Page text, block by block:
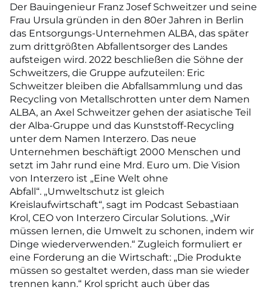
Der Bauingenieur Franz Josef Schweitzer und seine
Frau Ursula gründen in den 80er Jahren in Berlin
das Entsorgungs-Unternehmen ALBA, das später
zum drittgrößten Abfallentsorger des Landes
aufsteigen wird. 2022 beschließen die Söhne der
Schweitzers, die Gruppe aufzuteilen: Eric
Schweitzer bleiben die Abfallsammlung und das
Recycling von Metallschrotten unter dem Namen
ALBA, an Axel Schweitzer gehen der asiatische Teil
der Alba-Gruppe und das Kunststoff-Recycling
unter dem Namen Interzero. Das neue
Unternehmen beschäftigt 2000 Menschen und
setzt im Jahr rund eine Mrd. Euro um. Die Vision
von Interzero ist „Eine Welt ohne
Abfall“. „Umweltschutz ist gleich
Kreislaufwirtschaft“, sagt im Podcast Sebastiaan
Krol, CEO von Interzero Circular Solutions. „Wir
müssen lernen, die Umwelt zu schonen, indem wir
Dinge wiederverwenden.“ Zugleich formuliert er
eine Forderung an die Wirtschaft: „Die Produkte
müssen so gestaltet werden, dass man sie wieder
trennen kann.“ Krol spricht auch über das